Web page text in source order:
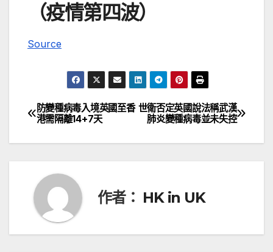
（疫情第四波）
Source
文
章
覽
世衛否定英國說法稱武漢
肺炎變種病毒並未失控
防變種病毒入境英國至香
港需隔離14+7天
作者： HK in UK